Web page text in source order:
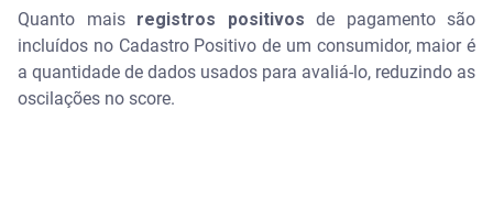
Quanto mais registros positivos de pagamento são
incluídos no Cadastro Positivo de um consumidor, maior é
a quantidade de dados usados para avaliá-lo, reduzindo as
oscilações no score.